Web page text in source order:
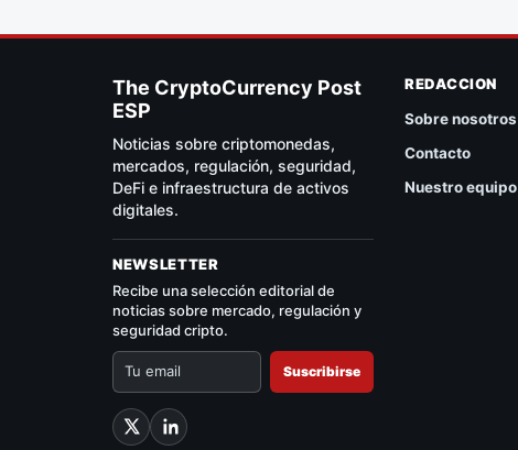
The CryptoCurrency Post
ESP
Noticias sobre criptomonedas,
mercados, regulación, seguridad,
DeFi e infraestructura de activos
digitales.
NEWSLETTER
Recibe una selección editorial de
noticias sobre mercado, regulación y
seguridad cripto.
Suscribirse
REDACCION
Sobre nosotros
Contacto
Nuestro equipo